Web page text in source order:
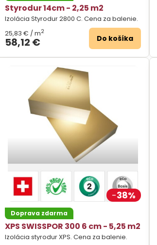
Styrodur 14cm - 2,25 m2
Izolácia Styrodur 2800 C. Cena za balenie.
58,12 €
25,83 € / m2
Do košíka
38%
Doprava zdarma
XPS SWISSPOR 300 6 cm - 5,25 m2
Izolácia styrodur XPS. Cena za balenie.